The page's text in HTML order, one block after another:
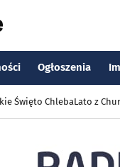
Ogłoszenia
Święto ChlebaLato z